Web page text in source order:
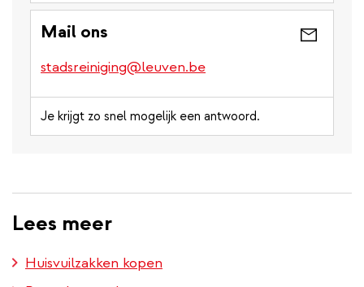
Mail ons
stadsreiniging@leuven.be
Je krijgt zo snel mogelijk een antwoord.
Lees meer
Huisvuilzakken kopen